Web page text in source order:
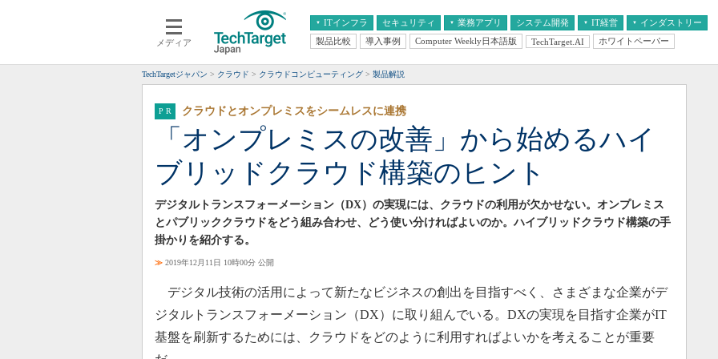
メディア
ITインフラ
クラウド
スマートモバイル
ネットワーク
システム運用管理
セキュリティ 業務アプリ
エンタープライズAI
ERP
CX
情報系システム
システム開発 IT経営
経営とIT
インダストリー
医療IT
製品比較 導入事例 Computer Weekly日本語版 TechTarget.AI ホワイトペーパー
TechTargetジャパン クラウド クラウドコンピューティング 製品解説
「オンプレミスの改善」から始めるハイ
ブリッドクラウド構築のヒント
クラウドとオンプレミスをシームレスに連携
デジタルトランスフォーメーション（DX）の実現には、クラウドの利用が欠かせない。オンプレミス
とパブリッククラウドをどう組み合わせ、どう使い分ければよいのか。ハイブリッドクラウド構築の手
掛かりを紹介する。
≫ 2019年12月11日 10時00分 公開
デジタル技術の活用によって新たなビジネスの創出を目指すべく、さまざまな企業がデ
ジタルトランスフォーメーション（DX）に取り組んでいる。DXの実現を目指す企業がIT
基盤を刷新するためには、クラウドをどのように利用すればよいかを考えることが重要